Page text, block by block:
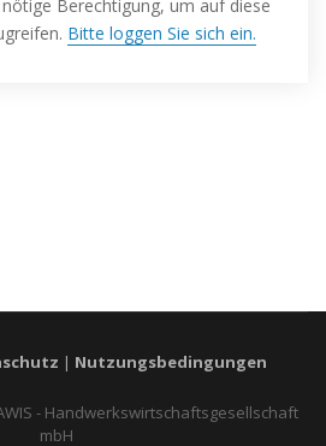
Berechtigung, um auf diese
Bitte loggen Sie sich ein.
| Nutzungsbedingungen
- Handwerkswirtschaftsgesellschaft
mbH